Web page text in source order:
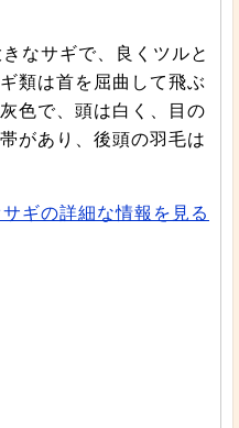
なサギで、良くツルと
類は首を屈曲して飛ぶ
色で、頭は白く、目の
があり、後頭の羽毛は
サギの詳細な情報を見る